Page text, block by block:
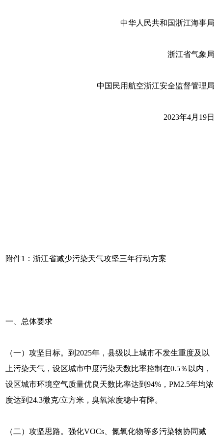
中华人民共和国浙江海事局
浙江省气象局
中国民用航空浙江安全监督管理局
2023年4月19日
附件1：浙江省减少污染天气攻坚三年行动方案
一、总体要求
（一）攻坚目标。到2025年，县级以上城市不发生重度及以
上污染天气，设区城市中度污染天数比率控制在0.5％以内，
设区城市环境空气质量优良天数比率达到94%，PM2.5年均浓
度达到24.3微克/立方米，臭氧浓度稳中有降。
（二）攻坚思路。强化VOCs、氮氧化物等多污染物协同减